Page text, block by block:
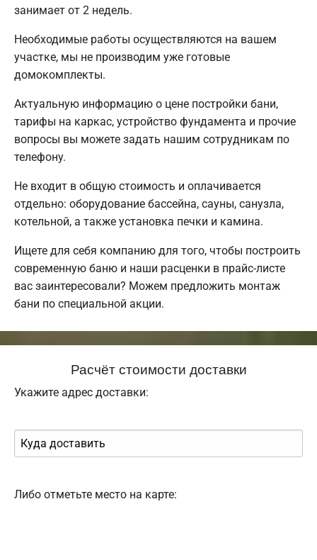
занимает от 2 недель.
Необходимые работы осуществляются на вашем
участке, мы не производим уже готовые
домокомплекты.
Актуальную информацию о цене постройки бани,
тарифы на каркас, устройство фундамента и прочие
вопросы вы можете задать нашим сотрудникам по
телефону.
Не входит в общую стоимость и оплачивается
отдельно: оборудование бассейна, сауны, санузла,
котельной, а также установка печки и камина.
Ищете для себя компанию для того, чтобы построить
современную баню и наши расценки в прайс-листе
вас заинтересовали? Можем предложить монтаж
бани по специальной акции.
Расчёт стоимости доставки
Укажите адрес доставки:
Либо отметьте место на карте: